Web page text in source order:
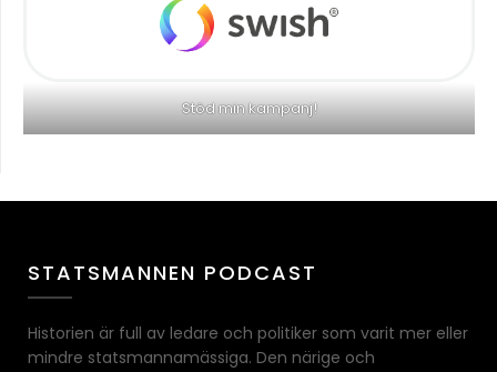
Stöd min kampanj!
STATSMANNEN PODCAST
Historien är full av ledare och politiker som varit mer eller
mindre statsmannamässiga. Den närige och